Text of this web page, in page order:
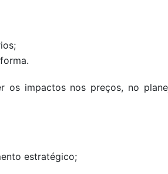
os impactos nos preços, no
estratégico;